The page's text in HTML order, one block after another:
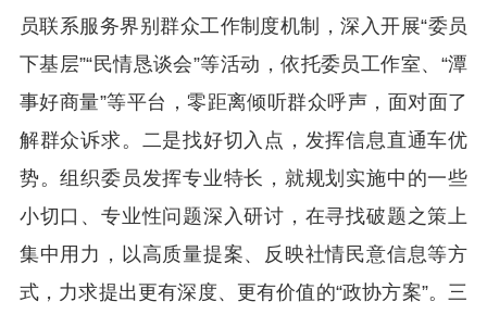
员联系服务界别群众工作制度机制，深入开展“委员
下基层”“民情恳谈会”等活动，依托委员工作室、“潭
事好商量”等平台，零距离倾听群众呼声，面对面了
解群众诉求。二是找好切入点，发挥信息直通车优
势。组织委员发挥专业特长，就规划实施中的一些
小切口、专业性问题深入研讨，在寻找破题之策上
集中用力，以高质量提案、反映社情民意信息等方
式，力求提出更有深度、更有价值的“政协方案”。三